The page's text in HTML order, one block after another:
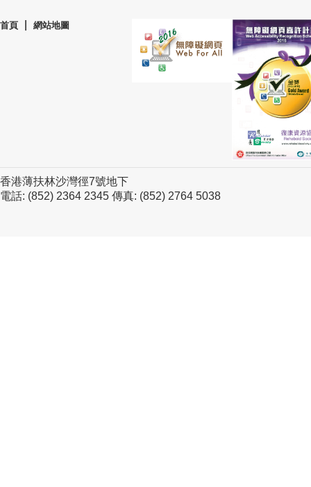
首頁 網站地圖
香港薄扶林沙灣徑7號地下
電話: (852) 2364 2345 傳真: (852) 2764 5038